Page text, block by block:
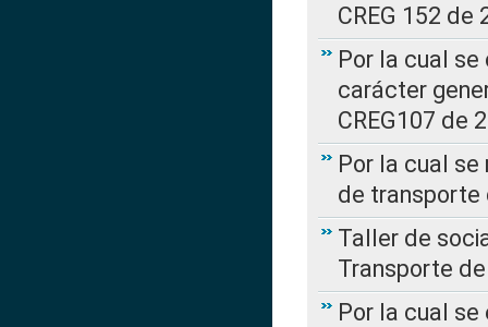
CREG 152 de
Por la cual
carácter
CREG107 de
Por la cual
de transporte
Taller de
Transporte
Por la cual